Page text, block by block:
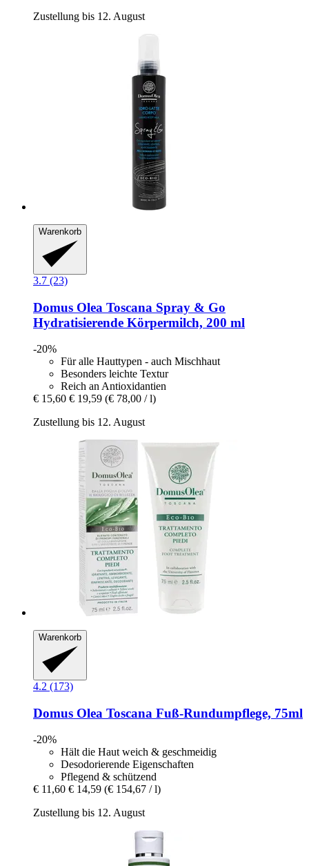
Zustellung bis 12. August
Warenkorb
3.7 (23)
Domus Olea Toscana Spray & Go
Hydratisierende Körpermilch, 200 ml
-20%
Für alle Hauttypen - auch Mischhaut
Besonders leichte Textur
Reich an Antioxidantien
€ 15,60 € 19,59 (€ 78,00 / l)
Zustellung bis 12. August
Warenkorb
4.2 (173)
Domus Olea Toscana Fuß-​Rundumpflege, 75ml
-20%
Hält die Haut weich & geschmeidig
Desodorierende Eigenschaften
Pflegend & schützend
€ 11,60 € 14,59 (€ 154,67 / l)
Zustellung bis 12. August